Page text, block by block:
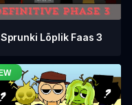
Sprunki Lõplik Faas 3